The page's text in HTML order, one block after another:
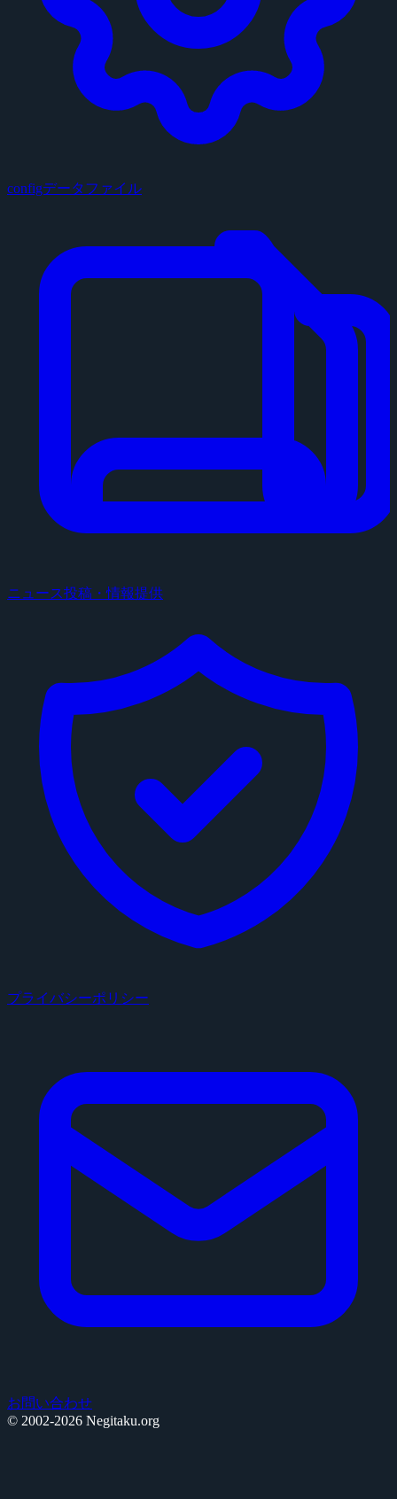
configデータファイル
ニュース投稿・情報提供
プライバシーポリシー
お問い合わせ
© 2002-2026 Negitaku.org